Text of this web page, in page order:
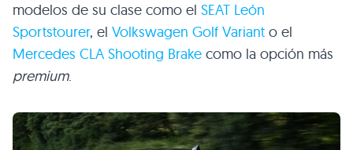
modelos de su clase como el SEAT León
Sportstourer, el Volkswagen Golf Variant o el
Mercedes CLA Shooting Brake como la opción más
premium.